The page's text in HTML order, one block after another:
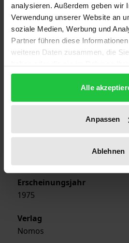
analysieren. Außerdem geben wir
Verwendung unserer Website an
soziale Medien, Werbung und
Partner führen diese
weiteren Daten zusammen, die
gesammelt haben.
Alle
Anpassen
Ablehnen
Auflage
1
ISBN
Eine vergleichende
Gemeinsamen Nordischen
Erscheinungsdatum
Erscheinungsjahr
1975
Verlag
Nomos